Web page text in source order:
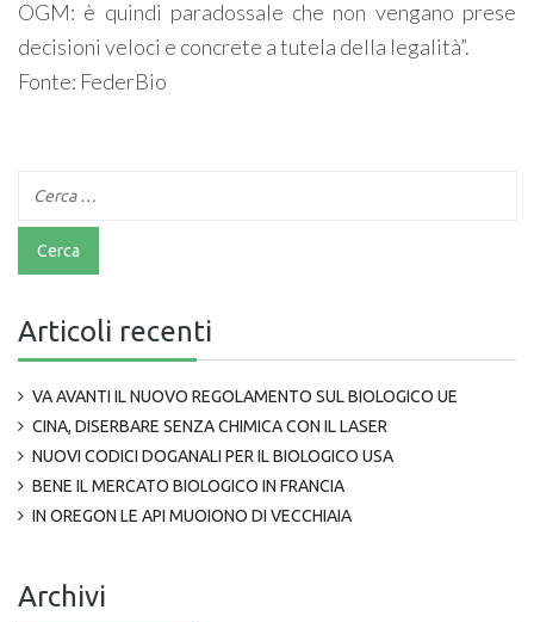
OGM: è quindi paradossale che non vengano prese
decisioni veloci e concrete a tutela della legalità”.
Fonte: FederBio
Articoli recenti
VA AVANTI IL NUOVO REGOLAMENTO SUL BIOLOGICO UE
CINA, DISERBARE SENZA CHIMICA CON IL LASER
NUOVI CODICI DOGANALI PER IL BIOLOGICO USA
BENE IL MERCATO BIOLOGICO IN FRANCIA
IN OREGON LE API MUOIONO DI VECCHIAIA
Archivi